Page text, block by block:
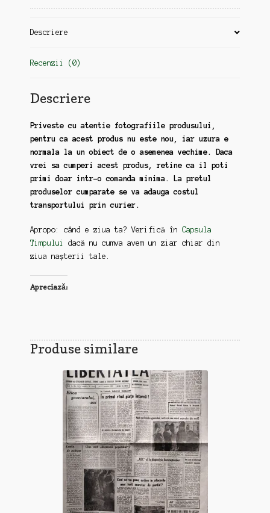
Descriere
Recenzii (0)
Descriere
Priveste cu atentie fotografiile produsului,
pentru ca acest produs nu este nou, iar uzura e
normala la un obiect de o asemenea vechime. Daca
vrei sa cumperi acest produs, retine ca il poti
primi doar intr-o comanda minima. La pretul
produselor cumparate se va adauga costul
transportului prin curier.
Apropo: când e ziua ta? Verifică în Capsula
Timpului
dacă nu cumva avem un ziar chiar din
ziua nașterii tale.
Apreciază:
Produse similare